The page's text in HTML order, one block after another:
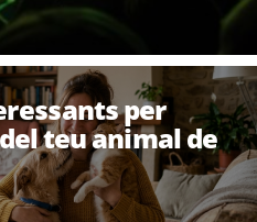
per
teu animal de